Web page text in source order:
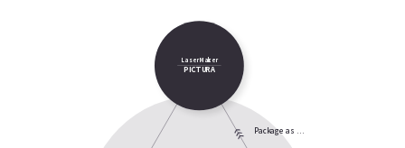
Package as ...
Laser Marker
PICTURA